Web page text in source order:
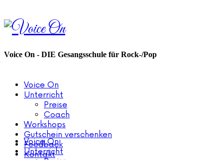
Voice
On
Voice On - DIE Gesangsschule für Rock-/Pop
Voice On
Unterricht
Preise
Coach
Workshops
Gutschein verschenken
Feedback
Kontakt
Voice On
Unterricht